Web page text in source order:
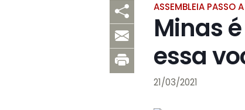
ASSEMBLEIA PASSO
Minas
essa
21/03/2021